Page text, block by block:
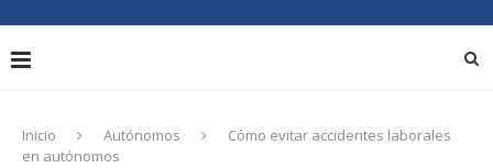
Inicio Autónomos
Cómo evitar accidentes laborales
en autónomos